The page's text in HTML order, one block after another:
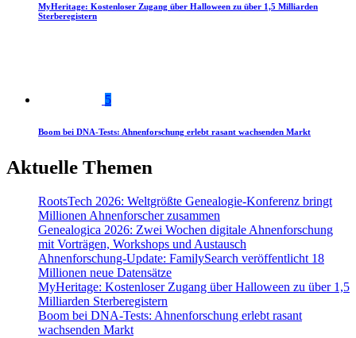
MyHeritage: Kostenloser Zugang über Halloween zu über 1,5 Milliarden
Sterberegistern
5
Boom bei DNA-Tests: Ahnenforschung erlebt rasant wachsenden Markt
Aktuelle Themen
RootsTech 2026: Weltgrößte Genealogie-Konferenz bringt
Millionen Ahnenforscher zusammen
Genealogica 2026: Zwei Wochen digitale Ahnenforschung
mit Vorträgen, Workshops und Austausch
Ahnenforschung-Update: FamilySearch veröffentlicht 18
Millionen neue Datensätze
MyHeritage: Kostenloser Zugang über Halloween zu über 1,5
Milliarden Sterberegistern
Boom bei DNA-Tests: Ahnenforschung erlebt rasant
wachsenden Markt